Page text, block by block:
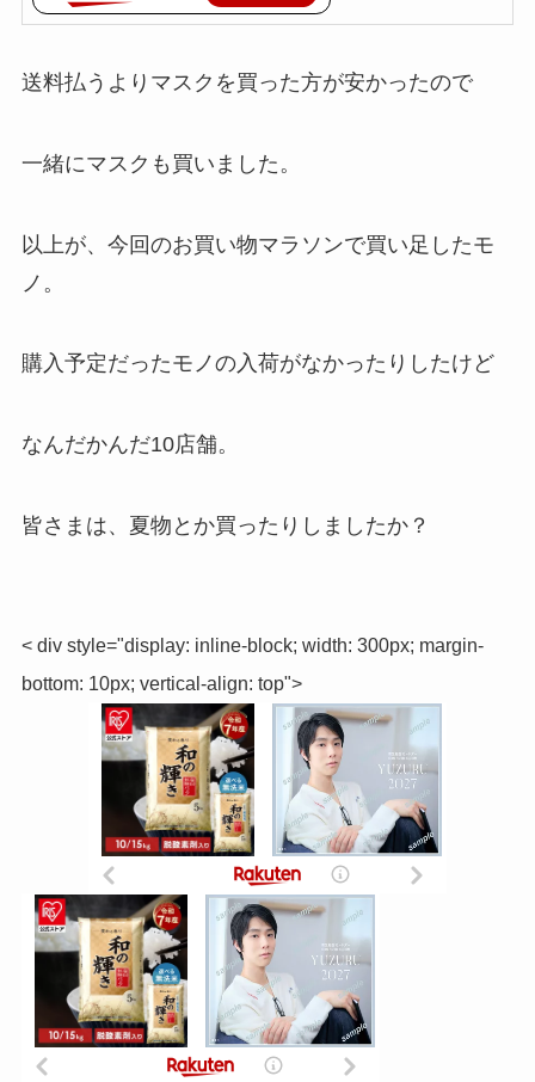
送料払うよりマスクを買った方が安かったので
一緒にマスクも買いました。
以上が、今回のお買い物マラソンで買い足したモ
ノ。
購入予定だったモノの入荷がなかったりしたけど
なんだかんだ10店舗。
皆さまは、夏物とか買ったりしましたか？
< div style="display: inline-block; width: 300px; margin-
bottom: 10px; vertical-align: top">